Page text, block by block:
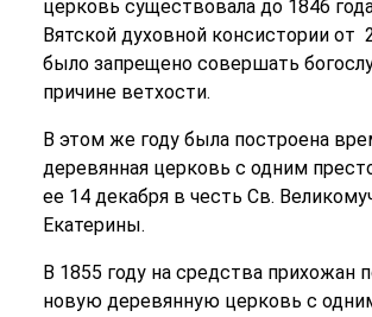
церковь существовала до 1846
Вятской духовной консистории от
было запрещено совершать
причине ветхости.
В этом же году была построена
деревянная церковь с одним
ее 14 декабря в честь Св.
Екатерины.
В 1855 году на средства прихожан
новую деревянную церковь с